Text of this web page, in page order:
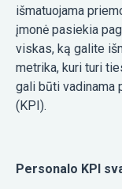
išmatuojama
įmonė pasiekia
viskas, ką galite
metrika, kuri turi
gali būti vadinama
(KPI).
Personalo KPI